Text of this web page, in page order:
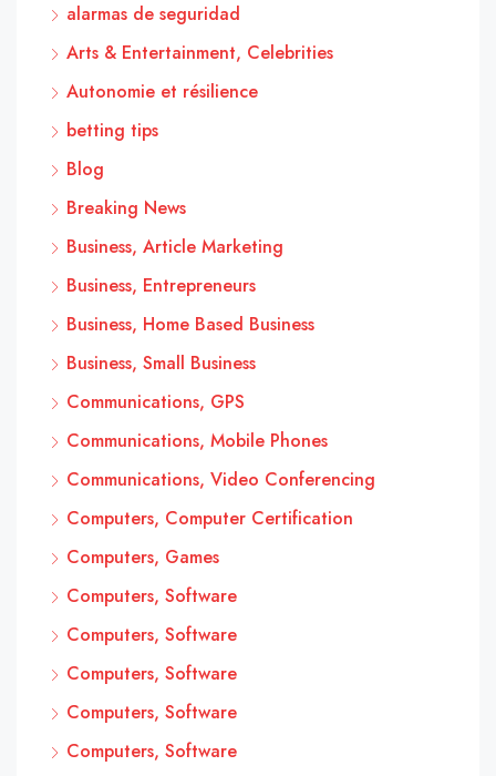
alarmas de seguridad
Arts & Entertainment, Celebrities
Autonomie et résilience
betting tips
Blog
Breaking News
Business, Article Marketing
Business, Entrepreneurs
Business, Home Based Business
Business, Small Business
Communications, GPS
Communications, Mobile Phones
Communications, Video Conferencing
Computers, Computer Certification
Computers, Games
Computers, Software
Computers, Software
Computers, Software
Computers, Software
Computers, Software